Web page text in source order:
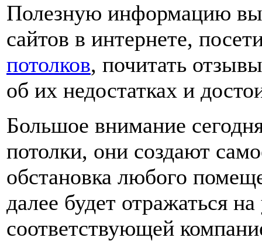
Полезную информацию вы
сайтов в интернете,
потолков, почитать
об их недостатках и
Большое внимание
потолки, они создают
обстановка любого
далее будет отражаться
соответствующей